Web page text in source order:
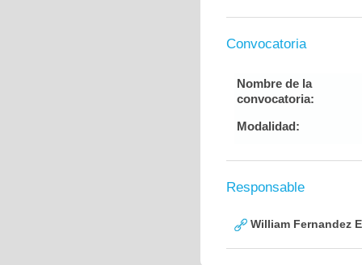
Convocatoria
Nombre de la
convocatoria:
Modalidad:
Responsable
William Fernandez